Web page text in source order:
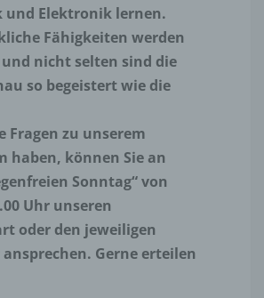
und Elektronik lernen.
Fähigkeiten werden
nicht selten sind die
so begeistert wie die
Fragen zu unserem
haben, können Sie an
Sonntag“ von
Uhr unseren
oder den jeweiligen
Gerne erteilen